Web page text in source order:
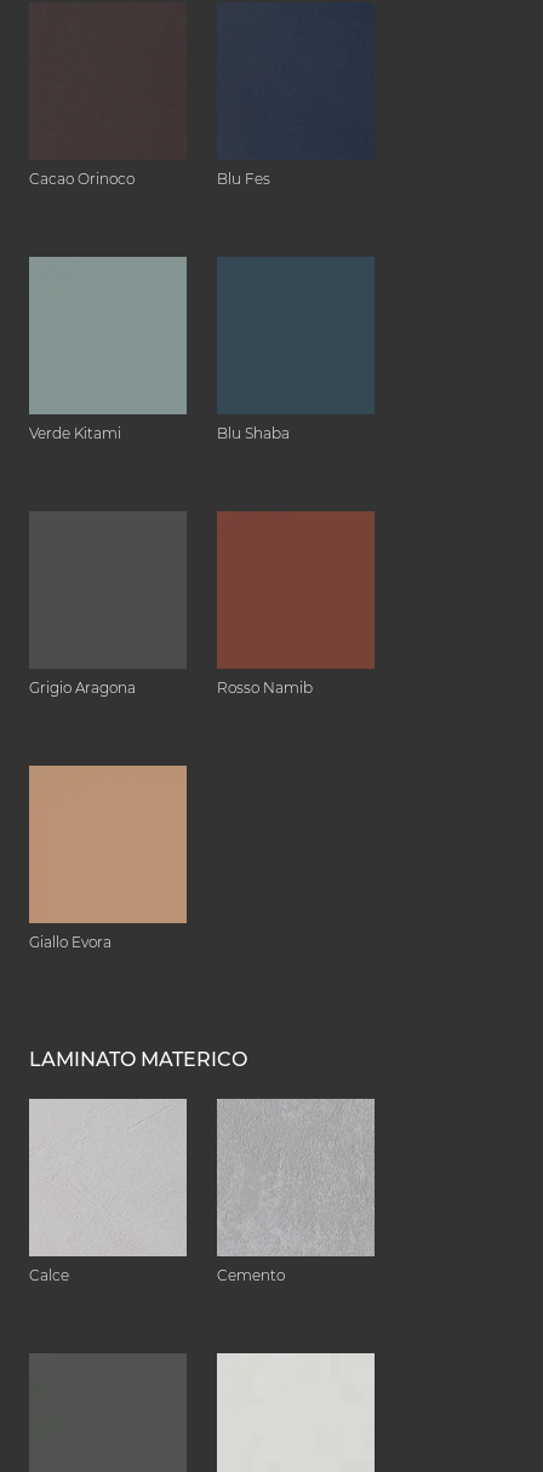
Cacao Orinoco Blu Fes
Verde Kitami Blu Shaba
Grigio Aragona Rosso Namib
Giallo Evora
LAMINATO MATERICO
Calce Cemento